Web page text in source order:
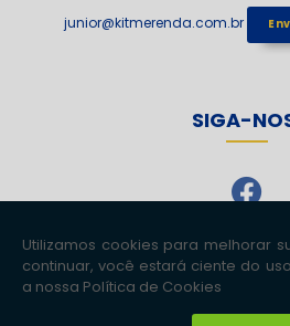
junior@kitmerenda.com.br
SIGA-
Copyright © Kit Merenda. (Lei 9610 de 19/02/